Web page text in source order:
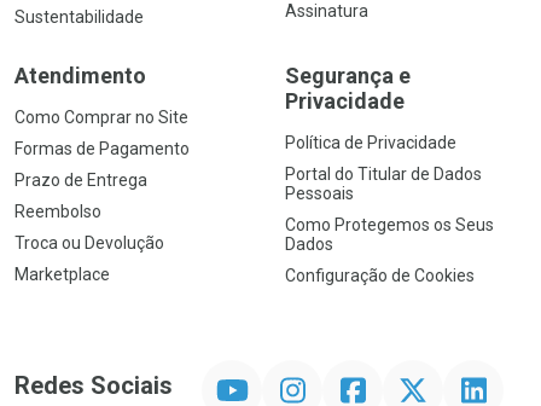
Sustentabilidade
Assinatura
Atendimento
Como Comprar no Site
Formas de Pagamento
Prazo de Entrega
Reembolso
Troca ou Devolução
Marketplace
Segurança e
Privacidade
Política de Privacidade
Portal do Titular de Dados
Pessoais
Como Protegemos os Seus
Dados
Configuração de Cookies
Redes Sociais InstagramFacebookTwitter Linkedin